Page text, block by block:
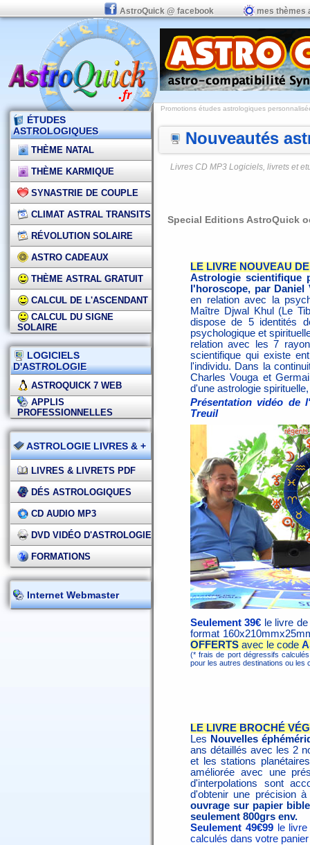
AstroQuick @ facebook mes thèmes
ÉTUDES
ASTROLOGIQUES
THÈME NATAL
THÈME KARMIQUE
SYNASTRIE DE COUPLE
CLIMAT ASTRAL TRANSITS
RÉVOLUTION SOLAIRE
ASTRO CADEAUX
THÈME ASTRAL GRATUIT
CALCUL DE L'ASCENDANT
CALCUL DU SIGNE
SOLAIRE
LOGICIELS
D'ASTROLOGIE
ASTROQUICK 7 WEB
APPLIS
PROFESSIONNELLES
ASTROLOGIE LIVRES & +
LIVRES & LIVRETS PDF
DÉS ASTROLOGIQUES
CD AUDIO MP3
DVD VIDÉO D'ASTROLOGIE
FORMATIONS
Internet Webmaster
Promotions études astrologiques
Nouveautés
Livres CD MP3 Logiciels, livrets et
Special Editions AstroQuick
LE LIVRE NOUVEAU
Astrologie scientifique
l'horoscope, par Daniel
en relation avec la
Maître Djwal Khul (Le
dispose de 5 identités
psychologique et
relation avec les 7
scientifique qui existe
l'individu. Dans la
Charles Vouga et
d'une astrologie
Présentation vidéo de
Treuil
Seulement 39€ le livre
format
OFFERTS avec le code
(* frais de port dégressifs
pour les autres destinations ou les
LE LIVRE BROCHÉ
Les Nouvelles
ans détaillés avec les 2
et les stations
améliorée avec une
d'interpolations sont
d'obtenir une précision
ouvrage sur papier
seulement 800grs env.
Seulement 49€99 le
calculés dans votre